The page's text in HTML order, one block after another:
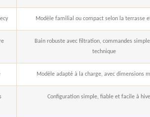
Modèle familial ou compact selon la terrasse
Bain robuste avec filtration, commandes
technique
Modèle adapté à la charge, avec dimensions
Configuration simple, fiable et facile à